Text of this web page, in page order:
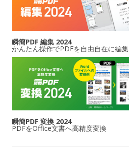
瞬簡PDF 編集 2024
かんたん操作でPDFを自由自在に編集
瞬簡PDF 変換 2024
PDFをOffice文書へ高精度変換